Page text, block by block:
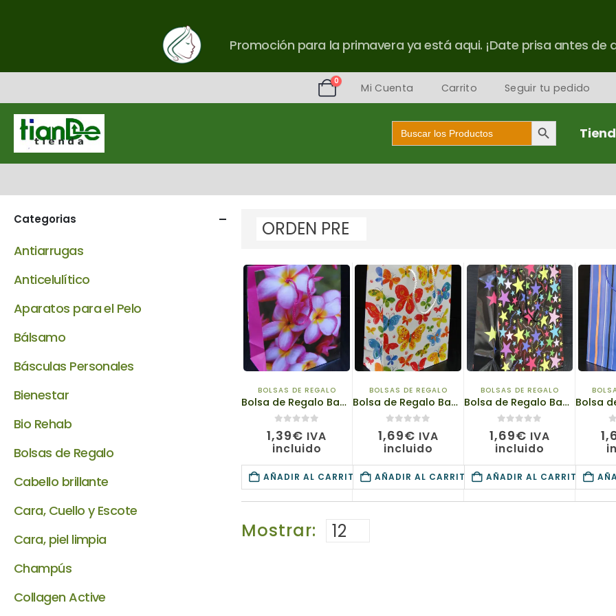
Promoción para la primavera ya está aqui. ¡Date prisa antes de
0
Mi Cuenta Carrito Seguir tu pedido
Buscar: Botón de búsqueda
BOLSAS DE REGALO
Bolsa de Regalo Bagland, «Flower Emotions 3», Papel – 160g/m2, 1 Unidad, 18cm x 23cm x 10cm
0de 5
1,39€ IVA
incluido
AÑADIR AL CARRITO
BOLSAS DE REGALO
Bolsa de Regalo Bagland, «Flower Graphics», Papel – 160g/m2, 1 Unidad, 26cm x 32cm x 10cm
0de 5
1,69€ IVA
incluido
AÑADIR AL CARRITO
BOLSAS DE REGALO
Bolsa de Regalo Bagland, «Graphics 1», Papel – 160g/m2, 1 Unidad, 26cm x 32cm x 10cm
0de 5
1,69€ IVA
incluido
AÑADIR AL CARRITO
0
Mostrar:
Categorias
Antiarrugas
Anticelulítico
Aparatos para el Pelo
Bálsamo
Básculas Personales
Bienestar
Bio Rehab
Bolsas de Regalo
Cabello brillante
Cara, Cuello y Escote
Cara, piel limpia
Champús
Collagen Active